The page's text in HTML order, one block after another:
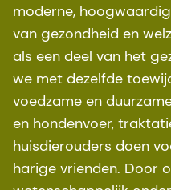
moderne,
van gezondheid en
als een deel van het
we met dezelfde
voedzame en
en hondenvoer,
huisdierouders doen
harige vrienden. Door